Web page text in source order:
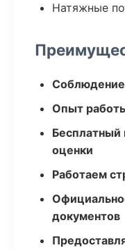
Натяжные
Соблюдение
Опыт
Бесплатный
оценки
Работаем
документов